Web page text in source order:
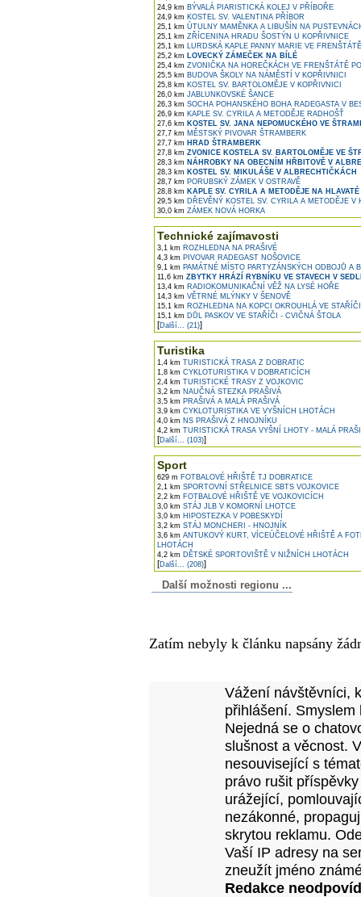
24,9 km BÝVALÁ PIARISTICKÁ KOLEJ V PŘÍBOŘE
24,9 km KOSTEL SV. VALENTINA PŘÍBOR
25,1 km ÚTULNY MAMĚNKA A LIBUŠÍN NA
25,1 km ZŘÍCENINA HRADU ŠOSTÝN U KOPŘIVNICE
25,1 km LURDSKÁ KAPLE PANNY MARIE VE
25,2 km LOVECKÝ ZÁMEČEK NA BÍLÉ
25,4 km ZVONIČKA NA HOREČKÁCH VE FRENŠTÁTĚ
25,5 km BUDOVA ŠKOLY NA NÁMĚSTÍ V KOPŘIVNICI
25,8 km KOSTEL SV. BARTOLOMĚJE V KOPŘIVNICI
26,0 km JABLUNKOVSKÉ ŠANCE
26,3 km SOCHA POHANSKÉHO BOHA RADEGASTA V
26,9 km KAPLE SV. CYRILA A METODĚJE RADHOŠŤ
27,6 km KOSTEL SV. JANA NEPOMUCKÉHO VE
27,7 km MĚSTSKÝ PIVOVAR ŠTRAMBERK
27,7 km HRAD ŠTRAMBERK
27,8 km ZVONICE KOSTELA SV. BARTOLOMĚJE VE
28,3 km NÁHROBKY NA OBECNÍM HŘBITOVĚ V
28,3 km KOSTEL SV. MIKULÁŠE V ALBRECHTIČKÁCH
28,7 km PORUBSKÝ ZÁMEK V OSTRAVĚ
28,8 km KAPLE SV. CYRILA A METODĚJE NA
29,5 km DŘEVĚNÝ KOSTEL SV. CYRILA A METODĚJE V
30,0 km ZÁMEK NOVÁ HORKA
Technické zajímavosti
3,1 km ROZHLEDNA NA PRAŠIVÉ
4,3 km PIVOVAR RADEGAST NOŠOVICE
9,1 km PAMÁTNÉ MÍSTO PARTYZÁNSKÝCH ODBOJŮ A
11,6 km ZBYTKY HRÁZÍ RYBNÍKU VE STAVECH V
13,4 km RADIOKOMUNIKAČNÍ VĚŽ NA LYSÉ HOŘE
14,3 km VĚTRNÉ MLÝNKY V ŠENOVĚ
15,1 km ROZHLEDNA NA KOPCI OKROUHLÁ VE STAŘÍČI
15,1 km DŮL PASKOV VE STAŘÍČI - CVIČNÁ ŠTOLA
[Další... (21)]
Turistika
1,4 km TURISTICKÁ TRASA Z DOBRATIC
1,8 km CYKLOTURISTIKA V DOBRATICÍCH
2,4 km TURISTICKÉ TRASY Z VOJKOVIC
3,2 km NAUČNÁ STEZKA PRAŠIVÁ
3,5 km PRAŠIVÁ A MALÁ PRAŠIVÁ
3,9 km CYKLOTURISTIKA VE VYŠNÍCH LHOTÁCH
4,0 km NS PRAŠIVÁ Z HNOJNÍKU
4,2 km TURISTICKÁ TRASA VYŠNÍ LHOTY - MALÁ
[Další... (103)]
Sport
629 m FOTBALOVÉ HŘIŠTĚ TJ DOBRATICE
2,1 km SPORTOVNÍ STŘELNICE SBTS VOJKOVICE
2,2 km FOTBALOVÉ HŘIŠTĚ VE VOJKOVICÍCH
3,0 km STÁJ JLB V KOMORNÍ LHOTCE
3,0 km HIPOSTEZKA V POBESKYDÍ
3,2 km STÁJ MONCHERI - HNOJNÍK
3,6 km ANTUKOVÝ KURT, VÍCEÚČELOVÉ HŘIŠTĚ A
LHOTÁCH
4,2 km DĚTSKÉ SPORTOVIŠTĚ V NIŽNÍCH LHOTÁCH
[Další... (208)]
Další možnosti regionu ...
Zatím nebyly k článku napsány
Vážení návštěvníci,
přihlášení.
Nejedná se o
slušnost a věcnost.
nesouvisející s
právo rušit
urážející,
nezákonné,
skrytou reklamu.
Vaší IP adresy na
zneužít jméno
Redakce